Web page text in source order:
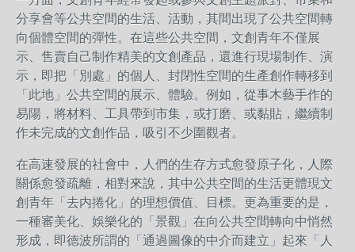
分享會等公共空間的生活、活動，其間出現了公共空間轉
向個體空間的彈性。在這些公共空間，文創青年不僅展
示、售賣自己制作精美的文創產品，還進行現場制作、演
示，即把「別處」的個人、封閉性空間的生產創作轉移到
「此地」公共空間的展示、體驗。例如，從事木藝手作的
易陽，將材料、工具帶到市集，或打磨、或黏貼，繼續制
作未完成的文創作品，吸引不少圍觀者。
在高速發展的社會中，人們的生存方式愈發原子化，人際
關係愈發疏離，相對來說，其中公共空間的生活更體現文
創青年「去内捲化」的理想價值、目標。更為重要的是，
一種審美化、娛樂化的「景觀」在向公共空間轉向中悄然
形成，即德波所謂的「通過圖像的中介而建立」起來「人